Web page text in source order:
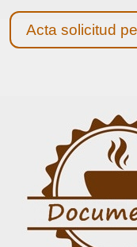
Acta solicitud